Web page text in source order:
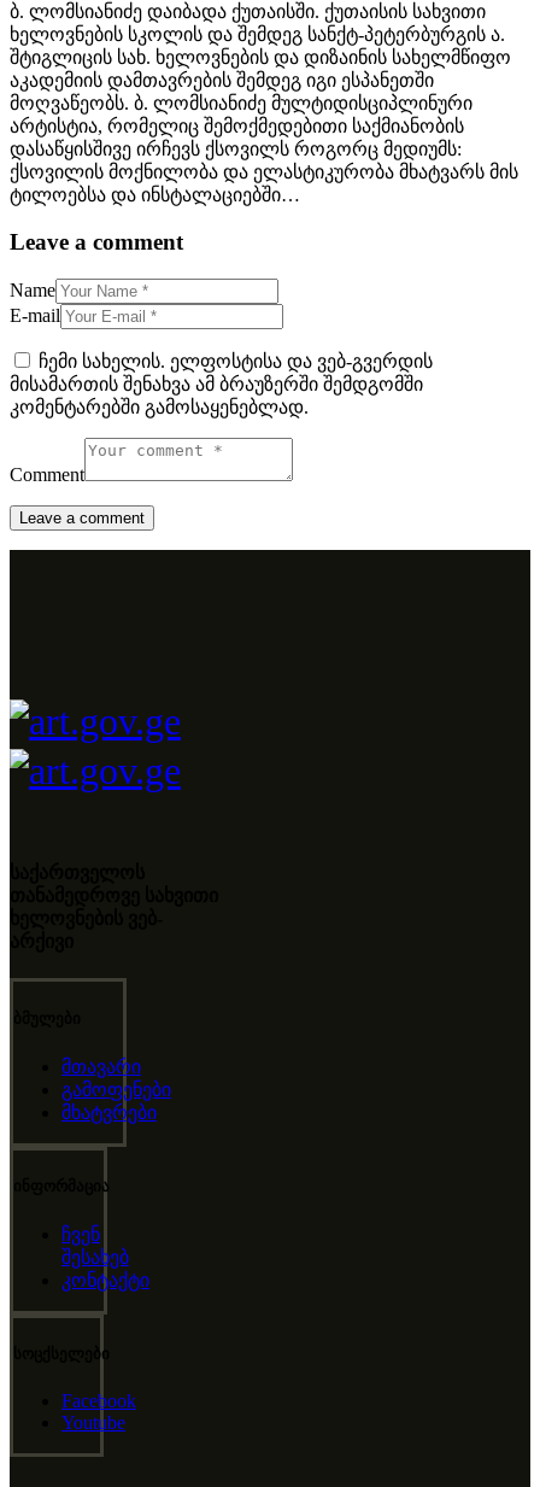
ბ. ლომსიანიძე დაიბადა ქუთაისში. ქუთაისის სახვითი
ხელოვნების სკოლის და შემდეგ სანქტ-პეტერბურგის ა.
შტიგლიცის სახ. ხელოვნების და დიზაინის სახელმწიფო
აკადემიის დამთავრების შემდეგ იგი ესპანეთში
მოღვაწეობს. ბ. ლომსიანიძე მულტიდისციპლინური
არტისტია, რომელიც შემოქმედებითი საქმიანობის
დასაწყისშივე ირჩევს ქსოვილს როგორც მედიუმს:
ქსოვილის მოქნილობა და ელასტიკურობა მხატვარს მის
ტილოებსა და ინსტალაციებში…
Leave a comment
Name
E-mail
ჩემი სახელის. ელფოსტისა და ვებ-გვერდის
მისამართის შენახვა ამ ბრაუზერში შემდგომში
კომენტარებში გამოსაყენებლად.
Comment
მთავარი
გამოფენები
მხატვრები
ინფორმაცია
ჩვენ
შესახებ
კონტაქტი
სოცქსელები
Facebook
Youtube